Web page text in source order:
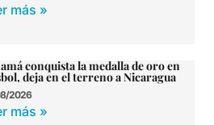
más »
conquista la medalla de oro en
deja en el terreno a Nicaragua
2026
más »